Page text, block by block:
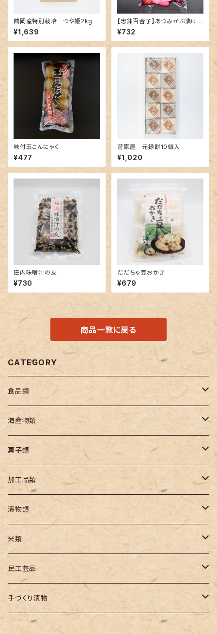
鶴岡産特別栽培 つや姫2kg
¥1,639
【忠鉢百合子】あつみかぶ漬け
(切り漬け)
¥732
味付玉こんにゃく
¥477
菅原屋 元禄餅10個入
¥1,020
庄内味噌汁の友
¥730
だだちゃ豆おかき
¥679
商品一覧に戻る
CATEGORY
食品類
麺類
生麺
乾麺
山菜
乾物（農産）
海産物類
食品
缶詰
調味料
海産物類
海産物
塩類
冷凍海産物
菓子類
菓子
羊羹
柚餅子
加工品類
海産加工品
漬物類
漬物
米類
うるち米
精米
パック米
民工芸品
工芸品
手づくり漬物